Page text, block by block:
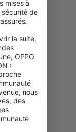
mises à
sécurité de
la suite,
OPPO
:
nous
des